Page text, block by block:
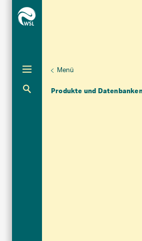
Menü
Produkte und
Aktuelle